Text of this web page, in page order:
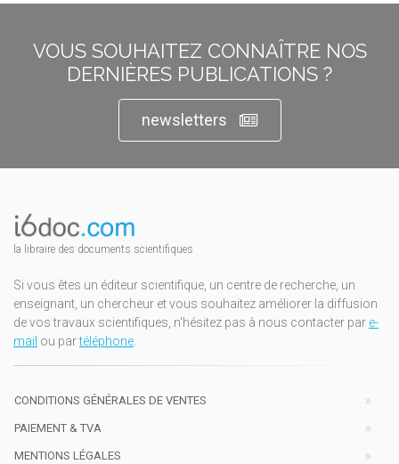
VOUS SOUHAITEZ CONNAÎTRE NOS
DERNIÈRES PUBLICATIONS ?
newsletters
la libraire des documents scientifiques
Si vous êtes un éditeur scientifique, un centre de recherche, un
enseignant, un chercheur et vous souhaitez améliorer la diffusion
de vos travaux scientifiques, n'hésitez pas à nous contacter par e-
mail ou partéléphone.
CONDITIONS GÉNÉRALES DE VENTES
PAIEMENT & TVA
MENTIONS LÉGALES